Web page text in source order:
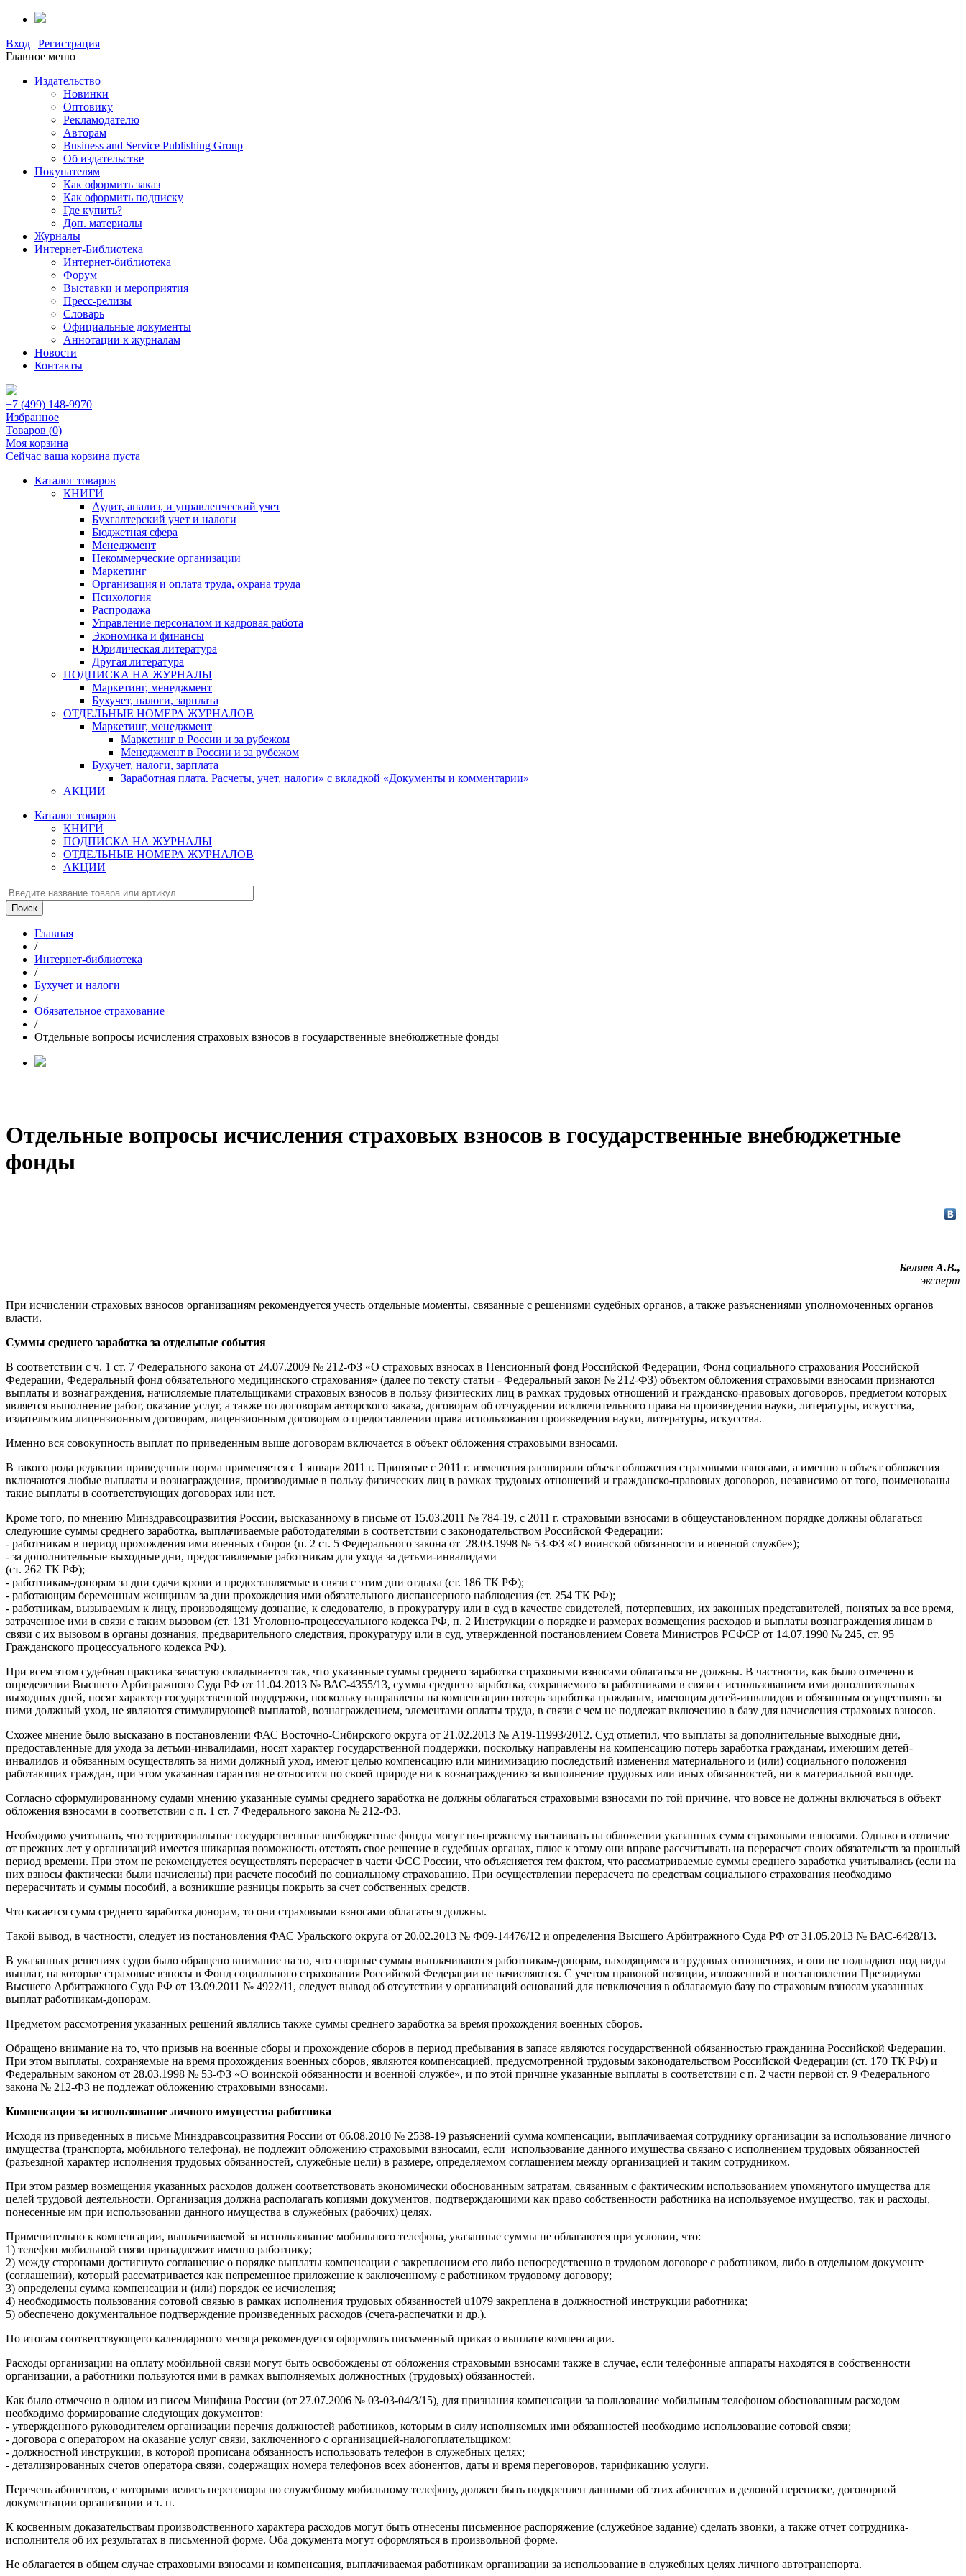
Вход | Регистрация
Главное меню
Издательство
Новинки
Оптовику
Рекламодателю
Авторам
Business and Service Publishing Group
Об издательстве
Покупателям
Как оформить заказ
Как оформить подписку
Где купить?
Доп. материалы
Журналы
Интернет-Библиотека
Интернет-библиотека
Форум
Выставки и мероприятия
Пресс-релизы
Словарь
Официальные документы
Аннотации к журналам
Новости
Контакты
+7 (499) 148-9970
Избранное
Товаров (0)
Моя корзина
Сейчас ваша корзина пуста
Каталог товаров
КНИГИ
Аудит, анализ, и управленческий учет
Бухгалтерский учет и налоги
Бюджетная сфера
Менеджмент
Некоммерческие организации
Маркетинг
Организация и оплата труда, охрана труда
Психология
Распродажа
Управление персоналом и кадровая работа
Экономика и финансы
Юридическая литература
Другая литература
ПОДПИСКА НА ЖУРНАЛЫ
Маркетинг, менеджмент
Бухучет, налоги, зарплата
ОТДЕЛЬНЫЕ НОМЕРА ЖУРНАЛОВ
Маркетинг, менеджмент
Маркетинг в России и за рубежом
Менеджмент в России и за рубежом
Бухучет, налоги, зарплата
Заработная плата. Расчеты, учет, налоги» с вкладкой «Документы и комментарии»
АКЦИИ
Каталог товаров
КНИГИ
ПОДПИСКА НА ЖУРНАЛЫ
ОТДЕЛЬНЫЕ НОМЕРА ЖУРНАЛОВ
АКЦИИ
Главная
/
Интернет-библиотека
/
Бухучет и налоги
/
Обязательное страхование
/
Отдельные вопросы исчисления страховых взносов в государственные внебюджетные фонды
Отдельные вопросы исчисления страховых взносов в государственные внебюджетные
фонды
Беляев А.В.,
эксперт
При исчислении страховых взносов организациям рекомендуется учесть отдельные моменты, связанные с решениями судебных органов, а также разъяснениями уполномоченных органов
власти.
Суммы среднего заработка за отдельные события
В соответствии с ч. 1 ст. 7 Федерального закона от 24.07.2009 № 212-ФЗ «О страховых взносах в Пенсионный фонд Российской Федерации, Фонд социального страхования Российской
Федерации, Федеральный фонд обязательного медицинского страхования» (далее по тексту статьи - Федеральный закон № 212-ФЗ) объектом обложения страховыми взносами признаются
выплаты и вознаграждения, начисляемые плательщиками страховых взносов в пользу физических лиц в рамках трудовых отношений и гражданско-правовых договоров, предметом которых
является выполнение работ, оказание услуг, а также по договорам авторского заказа, договорам об отчуждении исключительного права на произведения науки, литературы, искусства,
издательским лицензионным договорам, лицензионным договорам о предоставлении права использования произведения науки, литературы, искусства.
Именно вся совокупность выплат по приведенным выше договорам включается в объект обложения страховыми взносами.
В такого рода редакции приведенная норма применяется с 1 января 2011 г. Принятые с 2011 г. изменения расширили объект обложения страховыми взносами, а именно в объект обложения
включаются любые выплаты и вознаграждения, производимые в пользу физических лиц в рамках трудовых отношений и гражданско-правовых договоров, независимо от того, поименованы
такие выплаты в соответствующих договорах или нет.
Кроме того, по мнению Минздравсоцразвития России, высказанному в письме от 15.03.2011 № 784-19, с 2011 г. страховыми взносами в общеустановленном порядке должны облагаться
следующие суммы среднего заработка, выплачиваемые работодателями в соответствии с законодательством Российской Федерации:
- работникам в период прохождения ими военных сборов (п. 2 ст. 5 Федерального закона от 28.03.1998 № 53-ФЗ «О воинской обязанности и военной службе»);
- за дополнительные выходные дни, предоставляемые работникам для ухода за детьми-инвалидами
(ст. 262 ТК РФ);
- работникам-донорам за дни сдачи крови и предоставляемые в связи с этим дни отдыха (ст. 186 ТК РФ);
- работающим беременным женщинам за дни прохождения ими обязательного диспансерного наблюдения (ст. 254 ТК РФ);
- работникам, вызываемым к лицу, производящему дознание, к следователю, в прокуратуру или в суд в качестве свидетелей, потерпевших, их законных представителей, понятых за все время,
затраченное ими в связи с таким вызовом (ст. 131 Уголовно-процессуального кодекса РФ, п. 2 Инструкции о порядке и размерах возмещения расходов и выплаты вознаграждения лицам в
связи с их вызовом в органы дознания, предварительного следствия, прокуратуру или в суд, утвержденной постановлением Совета Министров РСФСР от 14.07.1990 № 245, ст. 95
Гражданского процессуального кодекса РФ).
При всем этом судебная практика зачастую складывается так, что указанные суммы среднего заработка страховыми взносами облагаться не должны. В частности, как было отмечено в
определении Высшего Арбитражного Суда РФ от 11.04.2013 № ВАС-4355/13, суммы среднего заработка, сохраняемого за работниками в связи с использованием ими дополнительных
выходных дней, носят характер государственной поддержки, поскольку направлены на компенсацию потерь заработка гражданам, имеющим детей-инвалидов и обязанным осуществлять за
ними должный уход, не являются стимулирующей выплатой, вознаграждением, элементами оплаты труда, в связи с чем не подлежат включению в базу для начисления страховых взносов.
Схожее мнение было высказано в постановлении ФАС Восточно-Сибирского округа от 21.02.2013 № А19-11993/2012. Суд отметил, что выплаты за дополнительные выходные дни,
предоставленные для ухода за детьми-инвалидами, носят характер государственной поддержки, поскольку направлены на компенсацию потерь заработка гражданам, имеющим детей-
инвалидов и обязанным осуществлять за ними должный уход, имеют целью компенсацию или минимизацию последствий изменения материального и (или) социального положения
работающих граждан, при этом указанная гарантия не относится по своей природе ни к вознаграждению за выполнение трудовых или иных обязанностей, ни к материальной выгоде.
Согласно сформулированному судами мнению указанные суммы среднего заработка не должны облагаться страховыми взносами по той причине, что вовсе не должны включаться в объект
обложения взносами в соответствии с п. 1 ст. 7 Федерального закона № 212-ФЗ.
Необходимо учитывать, что территориальные государственные внебюджетные фонды могут по-прежнему настаивать на обложении указанных сумм страховыми взносами. Однако в отличие
от прежних лет у организаций имеется шикарная возможность отстоять свое решение в судебных органах, плюс к этому они вправе рассчитывать на перерасчет своих обязательств за прошлый
период времени. При этом не рекомендуется осуществлять перерасчет в части ФСС России, что объясняется тем фактом, что рассматриваемые суммы среднего заработка учитывались (если на
них взносы фактически были начислены) при расчете пособий по социальному страхованию. При осуществлении перерасчета по средствам социального страхования необходимо
перерасчитать и суммы пособий, а возникшие разницы покрыть за счет собственных средств.
Что касается сумм среднего заработка донорам, то они страховыми взносами облагаться должны.
Такой вывод, в частности, следует из постановления ФАС Уральского округа от 20.02.2013 № Ф09-14476/12 и определения Высшего Арбитражного Суда РФ от 31.05.2013 № ВАС-6428/13.
В указанных решениях судов было обращено внимание на то, что спорные суммы выплачиваются работникам-донорам, находящимся в трудовых отношениях, и они не подпадают под виды
выплат, на которые страховые взносы в Фонд социального страхования Российской Федерации не начисляются. С учетом правовой позиции, изложенной в постановлении Президиума
Высшего Арбитражного Суда РФ от 13.09.2011 № 4922/11, следует вывод об отсутствии у организаций оснований для невключения в облагаемую базу по страховым взносам указанных
выплат работникам-донорам.
Предметом рассмотрения указанных решений являлись также суммы среднего заработка за время прохождения военных сборов.
Обращено внимание на то, что призыв на военные сборы и прохождение сборов в период пребывания в запасе являются государственной обязанностью гражданина Российской Федерации.
При этом выплаты, сохраняемые на время прохождения военных сборов, являются компенсацией, предусмотренной трудовым законодательством Российской Федерации (ст. 170 ТК РФ) и
Федеральным законом от 28.03.1998 № 53-ФЗ «О воинской обязанности и военной службе», и по этой причине указанные выплаты в соответствии с п. 2 части первой ст. 9 Федерального
закона № 212-ФЗ не подлежат обложению страховыми взносами.
Компенсация за использование личного имущества работника
Исходя из приведенных в письме Минздравсоцразвития России от 06.08.2010 № 2538-19 разъяснений сумма компенсации, выплачиваемая сотруднику организации за использование личного
имущества (транспорта, мобильного телефона), не подлежит обложению страховыми взносами, если использование данного имущества связано с исполнением трудовых обязанностей
(разъездной характер исполнения трудовых обязанностей, служебные цели) в размере, определяемом соглашением между организацией и таким сотрудником.
При этом размер возмещения указанных расходов должен соответствовать экономически обоснованным затратам, связанным с фактическим использованием упомянутого имущества для
целей трудовой деятельности. Организация должна располагать копиями документов, подтверждающими как право собственности работника на используемое имущество, так и расходы,
понесенные им при использовании данного имущества в служебных (рабочих) целях.
Применительно к компенсации, выплачиваемой за использование мобильного телефона, указанные суммы не облагаются при условии, что:
1) телефон мобильной связи принадлежит именно работнику;
2) между сторонами достигнуто соглашение о порядке выплаты компенсации с закреплением его либо непосредственно в трудовом договоре с работником, либо в отдельном документе
(соглашении), который рассматривается как непременное приложение к заключенному с работником трудовому договору;
3) определены сумма компенсации и (или) порядок ее исчисления;
4) необходимость пользования сотовой связью в рамках исполнения трудовых обязанностей u1079 закреплена в должностной инструкции работника;
5) обеспечено документальное подтверждение произведенных расходов (счета-распечатки и др.).
По итогам соответствующего календарного месяца рекомендуется оформлять письменный приказ о выплате компенсации.
Расходы организации на оплату мобильной связи могут быть освобождены от обложения страховыми взносами также в случае, если телефонные аппараты находятся в собственности
организации, а работники пользуются ими в рамках выполняемых должностных (трудовых) обязанностей.
Как было отмечено в одном из писем Минфина России (от 27.07.2006 № 03-03-04/3/15), для признания компенсации за пользование мобильным телефоном обоснованным расходом
необходимо формирование следующих документов:
- утвержденного руководителем организации перечня должностей работников, которым в силу исполняемых ими обязанностей необходимо использование сотовой связи;
- договора с оператором на оказание услуг связи, заключенного с организацией-налогоплательщиком;
- должностной инструкции, в которой прописана обязанность использовать телефон в служебных целях;
- детализированных счетов оператора связи, содержащих номера телефонов всех абонентов, даты и время переговоров, тарификацию услуги.
Перечень абонентов, с которыми велись переговоры по служебному мобильному телефону, должен быть подкреплен данными об этих абонентах в деловой переписке, договорной
документации организации и т. п.
К косвенным доказательствам производственного характера расходов могут быть отнесены письменное распоряжение (служебное задание) сделать звонки, а также отчет сотрудника-
исполнителя об их результатах в письменной форме. Оба документа могут оформляться в произвольной форме.
Не облагается в общем случае страховыми взносами и компенсация, выплачиваемая работникам организации за использование в служебных целях личного автотранспорта.